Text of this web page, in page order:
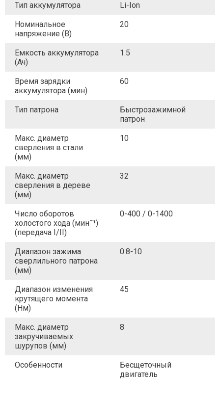
Тип аккумулятора Li-Ion
Номинальное
напряжение (В)
20
Емкость аккумулятора
(Ач)
1.5
Время зарядки
аккумулятора (мин)
60
Тип патрона
Быстрозажимной
патрон
Макс. диаметр
сверления в стали
(мм)
10
Макс. диаметр
сверления в дереве
(мм)
32
Число оборотов
холостого хода (минˉ¹)
(передача I/II)
0-400 / 0-1400
Диапазон зажима
сверлильного патрона
(мм)
0.8-10
Диапазон изменения
крутящего момента
(Нм)
45
Макс. диаметр
закручиваемых
шурупов (мм)
8
Особенности
Бесщеточный
двигатель